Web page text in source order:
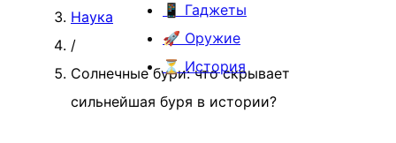
📱 Гаджеты
🚀 Оружие
⏳ История
Наука
/
Солнечные бури: что скрывает
сильнейшая буря в истории?